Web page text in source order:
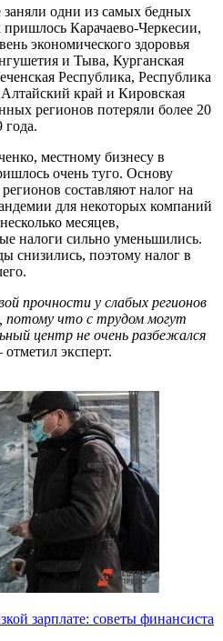
заняли одни из самых бедных
Карачаево-Черкесии,
экономического здоровья
и Тыва, Курганская
Республика, Республика
край и Кировская
регионов потеряли более 20
года.
местному бизнесу в
очень туго. Основу
составляют налог на
для некоторых компаний
месяцев,
налоги сильно уменьшились.
снизились, поэтому налог в
прочности у слабых регионов
что с трудом могут
центр не очень разбежался
отметил эксперт.
зарплате: советы финансиста